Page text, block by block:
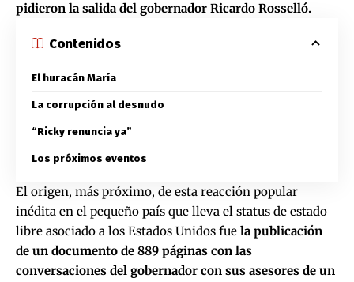
pidieron la salida del gobernador Ricardo Rosselló.
Contenidos
El huracán María
La corrupción al desnudo
“Ricky renuncia ya”
Los próximos eventos
El origen, más próximo, de esta reacción popular
inédita en el pequeño país que lleva el status de estado
libre asociado a los Estados Unidos fue la publicación
de un documento de 889 páginas con las
conversaciones del gobernador con sus asesores de un